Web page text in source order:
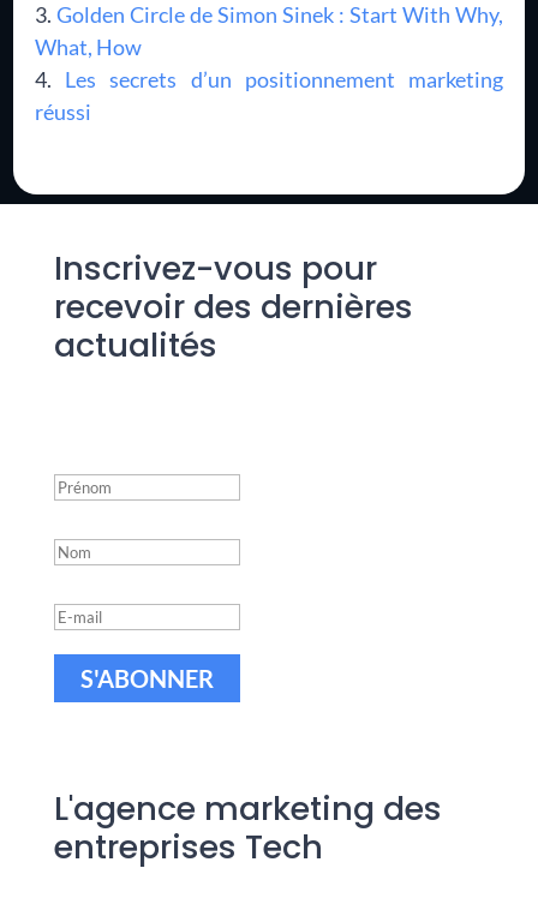
Golden Circle de Simon Sinek : Start With Why,
What, How
Les secrets d’un positionnement marketing
réussi
Inscrivez-vous pour
recevoir des dernières
actualités
S'ABONNER
L'agence marketing des
entreprises Tech